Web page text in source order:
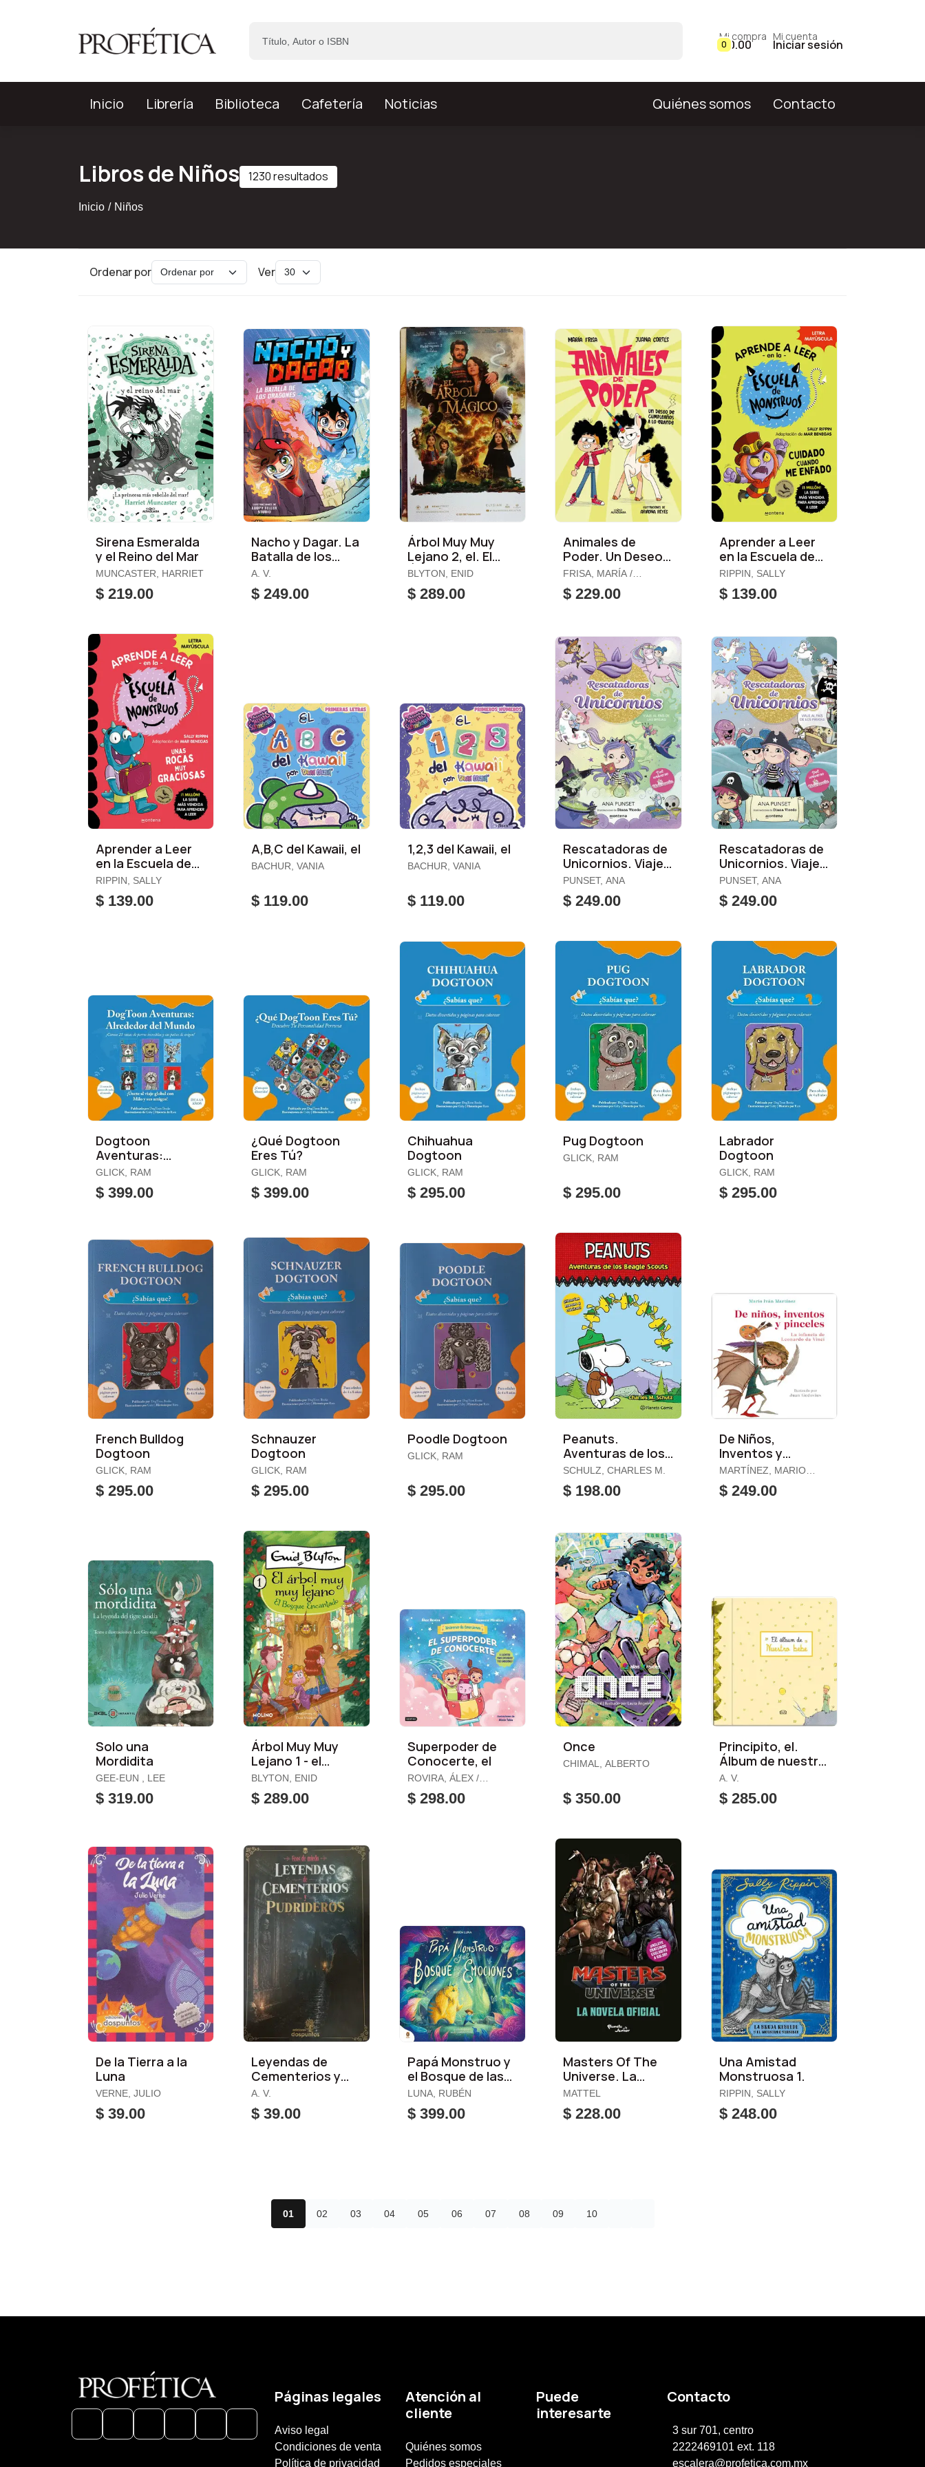
0
Mi compra
$ 0.00
Mi cuenta
Iniciar sesión
Inicio Librería Biblioteca Cafetería Noticias Quiénes somos Contacto
Libros de Niños 1230 resultados
Inicio Niños
Ordenar por Ver
Sirena Esmeralda
y el Reino del Mar
MUNCASTER, HARRIET
$ 219.00
Nacho y Dagar. La
Batalla de los
Dragones
A. V.
$ 249.00
Árbol Muy Muy
Lejano 2, el. El
Árbol Mágico.
BLYTON, ENID
$ 289.00
Animales de
Poder. Un Deseo
de Cumpleaños a
lo Grande
FRISA, MARÍA /
CORTÉS, JUANA
$ 229.00
Aprender a Leer
en la Escuela de
Monstruos 15.
Cuidado Cuando
me Enfado
RIPPIN, SALLY
$ 139.00
Aprender a Leer
en la Escuela de
Monstruos 16.
Unas Rocas Muy
Graciosas
RIPPIN, SALLY
$ 139.00
A,B,C del Kawaii, el
BACHUR, VANIA
$ 119.00
1,2,3 del Kawaii, el
BACHUR, VANIA
$ 119.00
Rescatadoras de
Unicornios. Viaje
Al País de las
Brujas
PUNSET, ANA
$ 249.00
Rescatadoras de
Unicornios. Viaje
Al País de los
Piratas
PUNSET, ANA
$ 249.00
Dogtoon
Aventuras:
Alrededor del
Mundo
GLICK, RAM
$ 399.00
¿Qué Dogtoon
Eres Tú?
GLICK, RAM
$ 399.00
Chihuahua
Dogtoon
GLICK, RAM
$ 295.00
Pug Dogtoon
GLICK, RAM
$ 295.00
Labrador
Dogtoon
GLICK, RAM
$ 295.00
French Bulldog
Dogtoon
GLICK, RAM
$ 295.00
Schnauzer
Dogtoon
GLICK, RAM
$ 295.00
Poodle Dogtoon
GLICK, RAM
$ 295.00
Peanuts.
Aventuras de los
Beagle Scouts
SCHULZ, CHARLES M.
$ 198.00
De Niños,
Inventos y
Pinceles.
MARTÍNEZ, MARIO
IVÁN
$ 249.00
Solo una
Mordidita
GEE-EUN , LEE
$ 319.00
Árbol Muy Muy
Lejano 1 - el
Bosque
Encantado, el
BLYTON, ENID
$ 289.00
Superpoder de
Conocerte, el
ROVIRA, ÁLEX /
MIRALLES, FRANCESC
$ 298.00
Once
CHIMAL, ALBERTO
$ 350.00
Principito, el.
Álbum de nuestro
Bebé
A. V.
$ 285.00
De la Tierra a la
Luna
VERNE, JULIO
$ 39.00
Leyendas de
Cementerios y
Pudrideros
A. V.
$ 39.00
Papá Monstruo y
el Bosque de las
Emociones
LUNA, RUBÉN
$ 399.00
Masters Of The
Universe. La
Novela
MATTEL
$ 228.00
Una Amistad
Monstruosa 1.
RIPPIN, SALLY
$ 248.00
01 02 03 04 05 06 07 08 09 10
Páginas legales
Aviso legal
Condiciones de venta
Política de privacidad
Atención al
cliente
Quiénes somos
Pedidos especiales
Puede
interesarte
Contacto
3 sur 701, centro
2222469101 ext. 118
escalera@profetica.com.mx